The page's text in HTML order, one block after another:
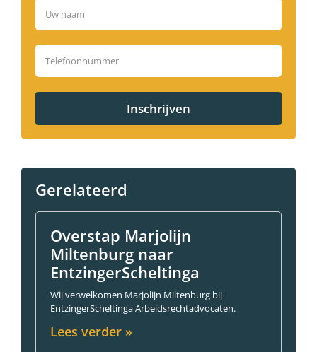
Inschrijven
Gerelateerd
Overstap Marjolijn
Miltenburg naar
EntzingerScheltinga
Wij verwelkomen Marjolijn Miltenburg bij
EntzingerScheltinga Arbeidsrechtadvocaten.
Lees verder »